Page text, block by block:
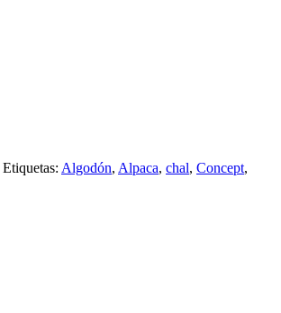
Etiquetas: Algodón, Alpaca, chal, Concept,